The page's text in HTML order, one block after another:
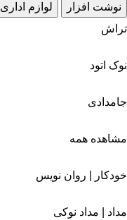
نوشت افزار
لوازم اداری
تراش
نوک اتود
جامدادی
مشاهده همه
خودکار | روان نویس
مداد | مداد نوکی